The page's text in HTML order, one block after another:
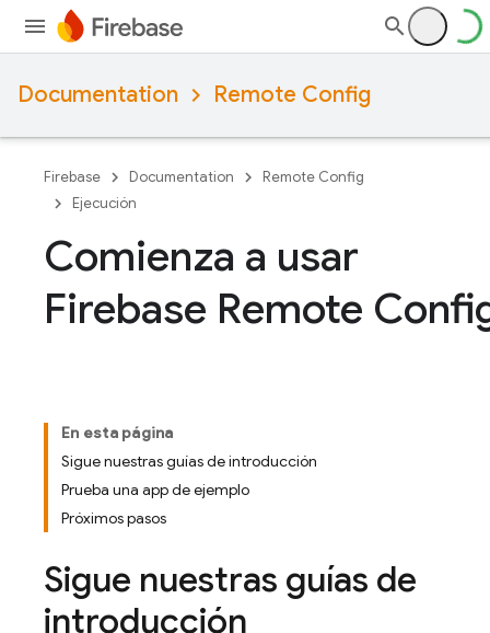
Documentation Remote Config
Firebase Documentation
Remote Config
Ejecución
Comienza a usar
Firebase Remote
En esta página
Sigue nuestras guías de introducción
Prueba una app de ejemplo
Próximos pasos
Sigue nuestras guías de
introducción